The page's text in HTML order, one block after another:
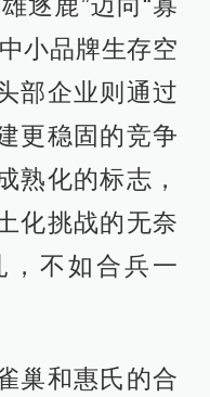
小品牌生存空
部企业则通过
更稳固的竞争
熟化的标志，
化挑战的无奈
，不如合兵一
巢和惠氏的合